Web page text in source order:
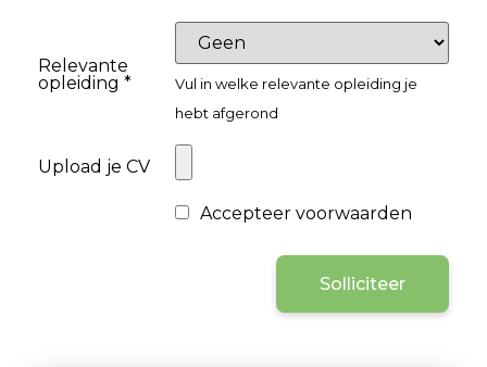
Relevante
opleiding *
Vul in welke relevante opleiding je
hebt afgerond
Upload je CV
Accepteer voorwaarden
Solliciteer